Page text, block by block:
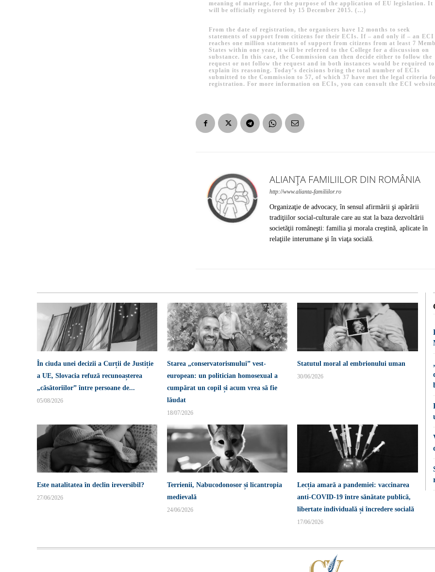
meaning of marriage, for the purpose of the application of EU legislation.
It
will be officially registered by 15 December 2015. (…)
From the date of registration, the organisers have 12 months to seek
statements of support from citizens for their ECIs. If – and only if – an ECI
reaches one million statements of support from citizens from at least 7
States within one year, it will be referred to the College for a discussion on
substance. In this case, the Commission can then decide either to follow the
request or not follow the request and in both instances would be required to
explain its reasoning. Today’s decisions bring the total number of ECIs
submitted to the Commission to 57, of which 37 have met the legal criteria
registration. For more information on ECIs, you can consult the ECI
ALIANȚA FAMILIILOR DIN ROMÂNIA
http://www.alianta-familiilor.ro
Organizaţie de advocacy, în sensul afirmării şi apărării
tradiţiilor social-culturale care au stat la baza dezvoltării
societăţii româneşti: familia şi morala creştină, aplicate în
relaţiile interumane şi în viaţa socială.
În ciuda unei decizii a Curții de Justiție
a UE, Slovacia refuză recunoașterea
„căsătoriilor” între persoane de...
05/08/2026
Starea „conservatorismului” vest-
european: un politician homosexual a
cumpărat un copil și acum vrea să fie
lăudat
18/07/2026
Statutul moral al embrionului uman
30/06/2026
Este natalitatea în declin ireversibil?
27/06/2026
Terrienii, Nabucodonosor și licantropia
medievală
24/06/2026
Lecția amară a pandemiei: vaccinarea
anti-COVID-19 între sănătate publică,
libertate individuală și încredere socială
17/06/2026